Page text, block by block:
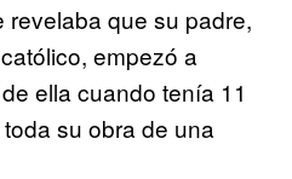
que su padre,
empezó a
ella cuando tenía 11
su obra de una